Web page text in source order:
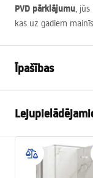
PVD pārklājumu, jūs
kas uz gadiem
Īpašības
Materiāls
Jaucējkrāna tips
Uzstādīšanas veids
Drošības